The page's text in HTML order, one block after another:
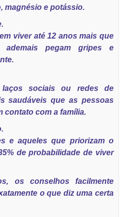
magnésio e potássio.
viver até 12 anos mais que
ademais pegam gripes e
sociais ou redes de
saudáveis que as pessoas
contato com a família.
e aqueles que priorizam o
35% de probabilidade de viver
os conselhos facilmente
o que diz uma certa